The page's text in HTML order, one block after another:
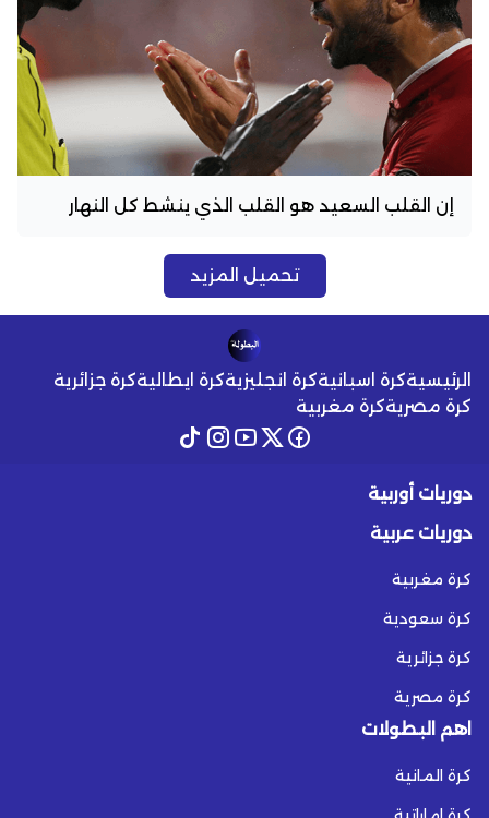
إن القلب السعيد هو القلب الذي ينشط كل النهار
تحميل المزيد
الرئيسيةكرة اسبانيةكرة انجليزيةكرة ايطاليةكرة جزائرية
كرة مصريةكرة مغربية
دوريات أوربية
دوريات عربية
كرة مغربية
كرة سعودية
كرة جزائرية
كرة مصرية
اهم البطولات
كرة المانية